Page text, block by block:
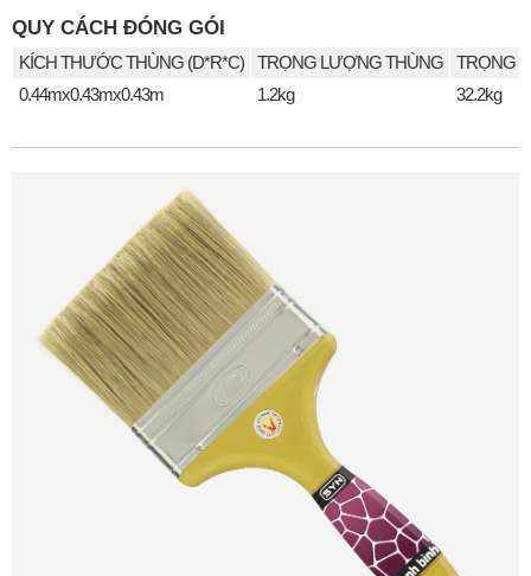
QUY CÁCH ĐÓNG GÓI
KÍCH THƯỚC THÙNG (D*R*C) TRỌNG LƯỢNG THÙNG
TRỌNG
0.44mx0.43mx0.43m
1.2kg 32.2kg